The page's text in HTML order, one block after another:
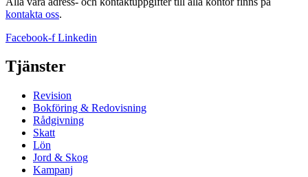
kontakta oss.
Facebook-f Linkedin
Tjänster
Revision
Bokföring & Redovisning
Rådgivning
Skatt
Lön
Jord & Skog
Kampanj